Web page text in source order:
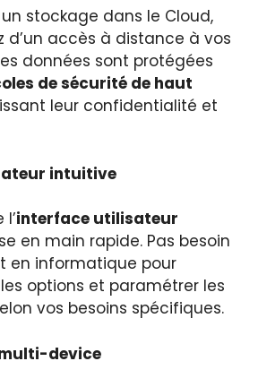
stockage dans le Cloud,
d’un accès à distance à vos
données sont protégées
de sécurité de haut
leur confidentialité et
intuitive
interface utilisateur
en main rapide. Pas besoin
en informatique pour
options et paramétrer les
vos besoins spécifiques.
device